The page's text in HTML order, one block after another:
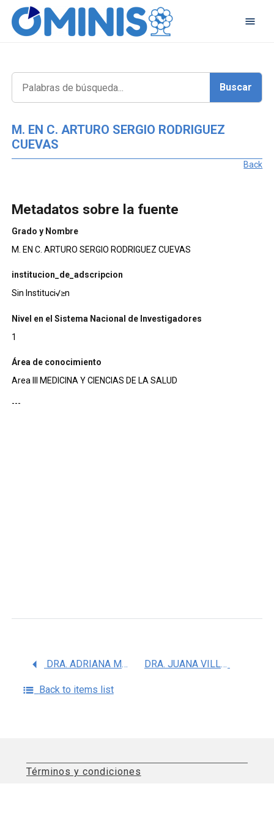
M. EN C. ARTURO SERGIO RODRIGUEZ
CUEVAS
Back
Metadatos sobre la fuente
Grado y Nombre
M. EN C. ARTURO SERGIO RODRIGUEZ CUEVAS
institucion_de_adscripcion
Sin Instituci√≥n
Nivel en el Sistema Nacional de Investigadores
1
Área de conocimiento
Area III MEDICINA Y CIENCIAS DE LA SALUD
---
DRA. ADRIANA MIRIAM DOMINGUEZ RAMIREZ DRA. JUANA VILLEDA HERNANDEZ
Back to items list
Términos y condiciones